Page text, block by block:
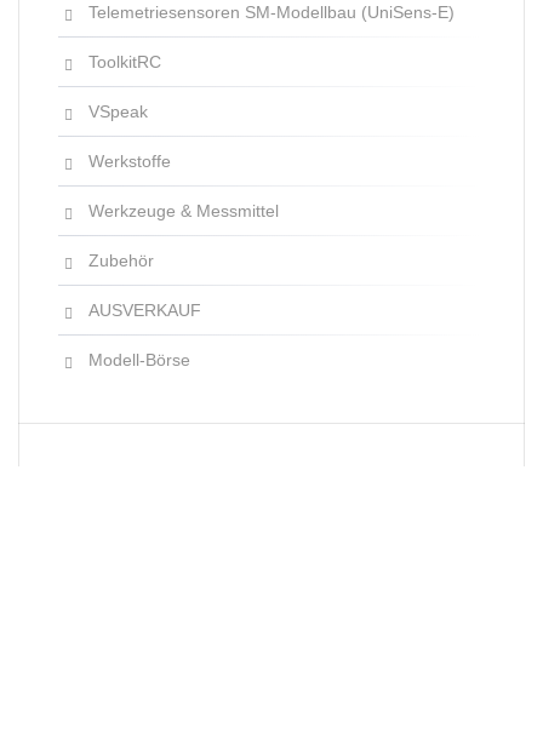
Telemetriesensoren SM-Modellbau (UniSens-E)
ToolkitRC
VSpeak
Werkstoffe
Werkzeuge & Messmittel
Zubehör
AUSVERKAUF
Modell-Börse